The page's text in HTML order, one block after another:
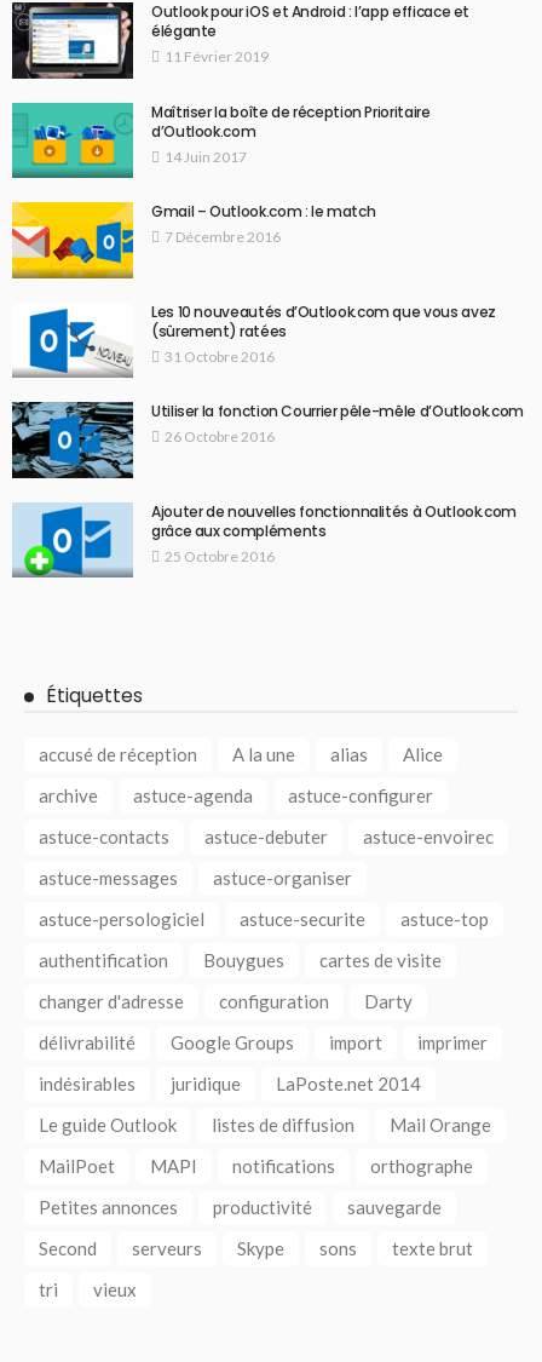
Outlook pour iOS et Android : l’app efficace et
élégante
11 Février 2019
Maîtriser la boîte de réception Prioritaire
d’Outlook.com
14 Juin 2017
Gmail – Outlook.com : le match
7 Décembre 2016
Les 10 nouveautés d’Outlook.com que vous avez
(sûrement) ratées
31 Octobre 2016
Utiliser la fonction Courrier pêle-mêle d’Outlook.com
26 Octobre 2016
Ajouter de nouvelles fonctionnalités à Outlook.com
grâce aux compléments
25 Octobre 2016
Étiquettes
accusé de réception A la une alias
Alice
archive
astuce-agenda
astuce-configurer
astuce-contacts
astuce-debuter
astuce-envoirec
astuce-messages
astuce-organiser
astuce-persologiciel
astuce-securite
astuce-top
authentification
Bouygues
cartes de visite
changer d'adresse
configuration
Darty
délivrabilité
Google Groups import
imprimer
indésirables
juridique
LaPoste.net 2014
Le guide Outlook
listes de diffusion
Mail Orange
MailPoet
MAPI notifications
orthographe
Petites annonces
productivité
sauvegarde
Second
serveurs Skype sons
texte brut
tri
vieux